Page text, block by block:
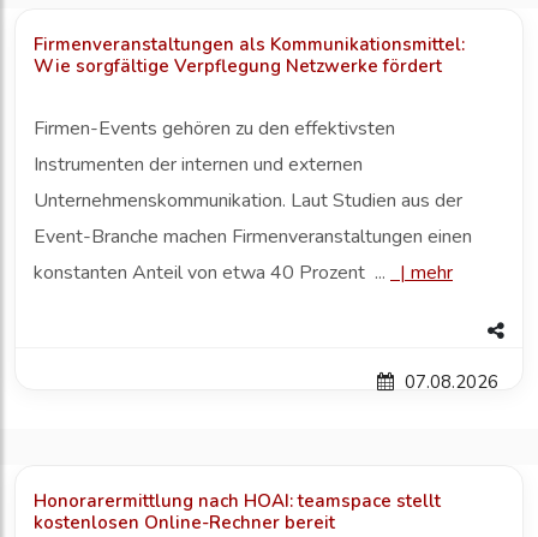
Firmenveranstaltungen als Kommunikationsmittel:
Wie sorgfältige Verpflegung Netzwerke fördert
Firmen-Events gehören zu den effektivsten
Instrumenten der internen und externen
Unternehmenskommunikation. Laut Studien aus der
Event-Branche machen Firmenveranstaltungen einen
konstanten Anteil von etwa 40 Prozent ...
| mehr
07.08.2026
Honorarermittlung nach HOAI: teamspace stellt
kostenlosen Online-Rechner bereit